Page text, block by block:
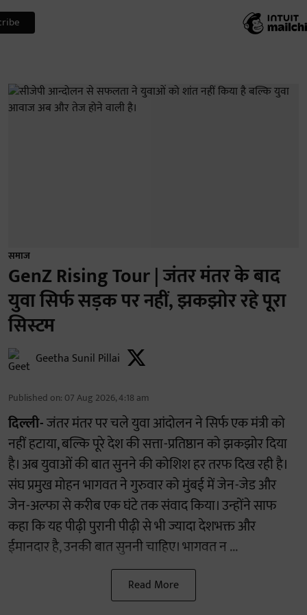
समाज
GenZ Rising Tour | जंतर मंतर के बाद
युवा सिर्फ सड़क पर नहीं, झकझोर रहे पूरा
सिस्टम
Geetha Sunil Pillai
Published on: 07 Aug 2026, 4:18 am
दिल्ली-जंतर मंतर पर चले युवा आंदोलन ने सिर्फ एक मंत्री को
नहीं हटाया, बल्कि पूरे देश की सत्ता-प्रतिष्ठान को झकझोर दिया
है। अब युवाओं की बात सुनने की कोशिश हर तरफ दिख रही है।
संघ प्रमुख मोहन भागवत ने गुरुवार को मुंबई में जेन-जेड और
जेन-अल्फा से करीब एक घंटे तक संवाद किया। उन्होंने साफ
कहा कि यह पीढ़ी पुरानी पीढ़ी से भी ज्यादा देशभक्त और
ईमानदार है, उनकी बात सुननी चाहिए। भागवत न ...
Read More